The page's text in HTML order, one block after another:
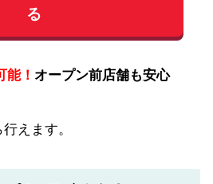
る
！ オープン前店舗も安心
えます。